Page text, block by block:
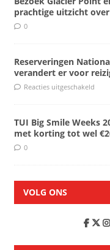
prachtige uitzicht
0
Reserveringen
verandert er voor
Reacties uitgeschakeld
TUI Big Smile Weeks
met korting tot wel
0
VOLG ONS